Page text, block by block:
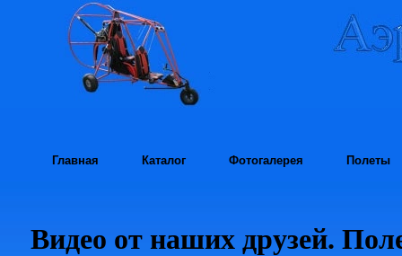
Главная Каталог Фотогалерея Полеты
Видео от наших друзей.